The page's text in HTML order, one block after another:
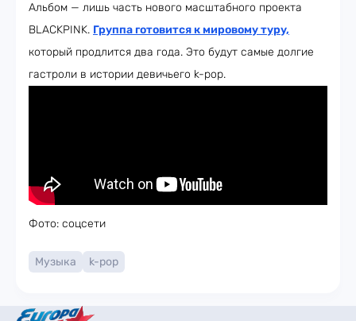
Альбом — лишь часть нового масштабного проекта
BLACKPINK. Группа готовится к мировому туру,
который продлится два года. Это будут самые долгие
гастроли в истории девичьего k-pop.
Фото: соцсети
Музыка k-pop